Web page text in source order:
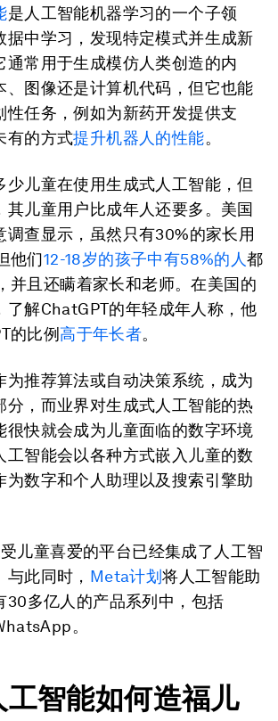
是人工智能机器学习的一个子领
据中学习，发现特定模式并生成新
通常用于生成模仿人类创造的内
、图像还是计算机代码，但它也能
性任务，例如为新药开发提供支
有的方式提升机器人的性能。
少儿童在使用生成式人工智能，但
其儿童用户比成年人还要多。美国
调查显示，虽然只有30%的家长用
他们12-18岁的孩子中有58%的人都
并且还瞒着家长和老师。在美国的
了解ChatGPT的年轻成年人称，他
的比例高于年长者。
为推荐算法或自动决策系统，成为
分，而业界对生成式人工智能的热
很快就会成为儿童面临的数字环境
工智能会以各种方式嵌入儿童的数
为数字和个人助理以及搜索引擎助
儿童喜爱的平台已经集成了人工智
此同时， Meta计划将人工智能助
30多亿人的产品系列中，包括
。
智能如何造福儿